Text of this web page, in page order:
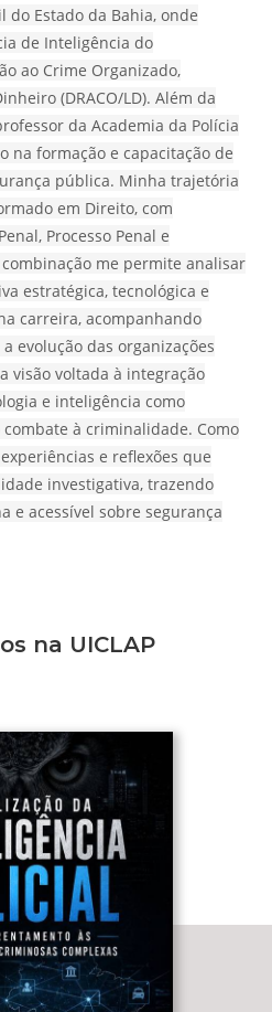
do Estado da Bahia, onde
de Inteligência do
ao Crime Organizado,
(DRACO/LD). Além da
da Academia da Polícia
na formação e capacitação de
pública. Minha trajetória
em Direito, com
Processo Penal e
me permite analisar
estratégica, tecnológica e
carreira, acompanhando
evolução das organizações
visão voltada à integração
e inteligência como
à criminalidade. Como
e reflexões que
investigativa, trazendo
e acessível sobre segurança
na UICLAP